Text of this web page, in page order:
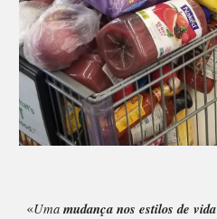
«Umamudança nos estilos de vida